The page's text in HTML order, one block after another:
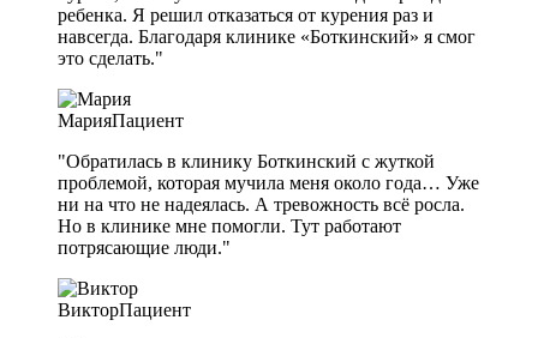
ребенка. Я решил отказаться от курения раз и
навсегда. Благодаря клинике «Боткинский» я смог
это сделать."
МарияПациент
"Обратилась в клинику Боткинский с жуткой
проблемой, которая мучила меня около года… Уже
ни на что не надеялась. А тревожность всё росла.
Но в клинике мне помогли. Тут работают
потрясающие люди."
ВикторПациент